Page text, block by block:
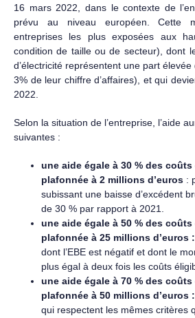
16 mars 2022, dans le contexte de
prévu au niveau européen. Cette
entreprises les plus exposées aux
condition de taille ou de secteur), dont
d’électricité représentent une part
3% de leur chiffre d’affaires), et qui
2022.
Selon la situation de l’entreprise, l’aide
suivantes :
une aide égale à 30 % des
plafonnée à 2 millions d’euros :
subissant une baisse d’excédent
de 30 % par rapport à 2021.
une aide égale à 50 % des
plafonnée à 25 millions d’euros :
dont l’EBE est négatif et dont le
plus égal à deux fois les coûts
une aide égale à 70 % des
plafonnée à 50 millions d’euros :
qui respectent les mêmes critères